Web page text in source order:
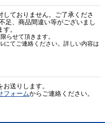
ておりません。ご了承くださ
足、商品間違い等がございまし
。
らせて頂きます。
にてご連絡ください。詳しい内容は
送りします。
フォームからご連絡ください。